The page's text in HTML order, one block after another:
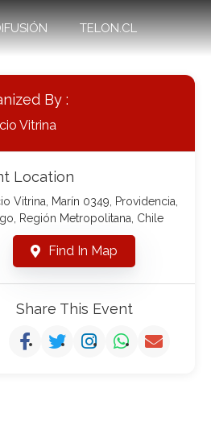
TELON.CL
By :
Vitrina
Location
Vitrina, Marín 0349, Providencia,
Región Metropolitana, Chile
Find In Map
Share This Event